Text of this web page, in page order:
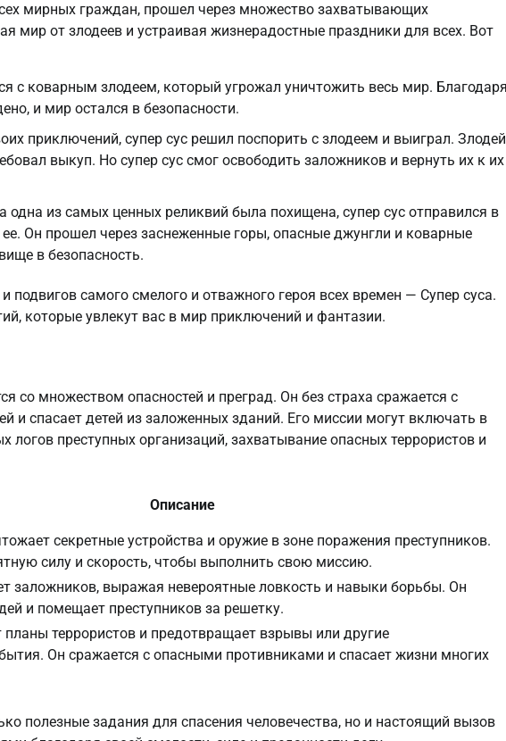
мирных граждан, прошел через множество захватывающих
мир от злодеев и устраивая жизнерадостные праздники для всех. Вот
с коварным злодеем, который угрожал уничтожить весь мир.
и мир остался в безопасности.
приключений, супер сус решил поспорить с злодеем и выиграл. Злодей
выкуп. Но супер сус смог освободить заложников и вернуть их к их
одна из самых ценных реликвий была похищена, супер сус отправился в
Он прошел через заснеженные горы, опасные джунгли и коварные
в безопасность.
самого смелого и отважного героя всех времен — Супер суса.
которые увлекут вас в мир приключений и фантазии.
со множеством опасностей и преград. Он без страха сражается с
и спасает детей из заложенных зданий. Его миссии могут включать в
логов преступных организаций, захватывание опасных террористов и
Описание
секретные устройства и оружие в зоне поражения преступников.
силу и скорость, чтобы выполнить свою миссию.
заложников, выражая невероятные ловкость и навыки борьбы. Он
и помещает преступников за решетку.
планы террористов и предотвращает взрывы или другие
Он сражается с опасными противниками и спасает жизни многих
полезные задания для спасения человечества, но и настоящий вызов